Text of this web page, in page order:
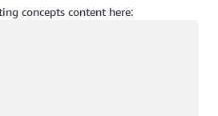
concepts content here: